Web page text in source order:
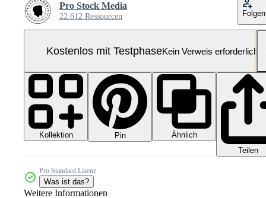
Pro Stock Media
22.612 Ressourcen Folgen
Kostenlos mit TestphaseKein Verweis erforderlich
Kollektion Pin
Ähnlich
Teilen
Pro Standard Lizenz
Was ist das?
Weitere Informationen